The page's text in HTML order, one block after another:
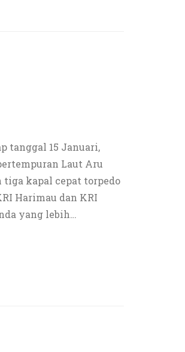
tanggal 15 Januari,
Laut Aru
tiga kapal cepat torpedo
Harimau dan KRI
yang lebih…